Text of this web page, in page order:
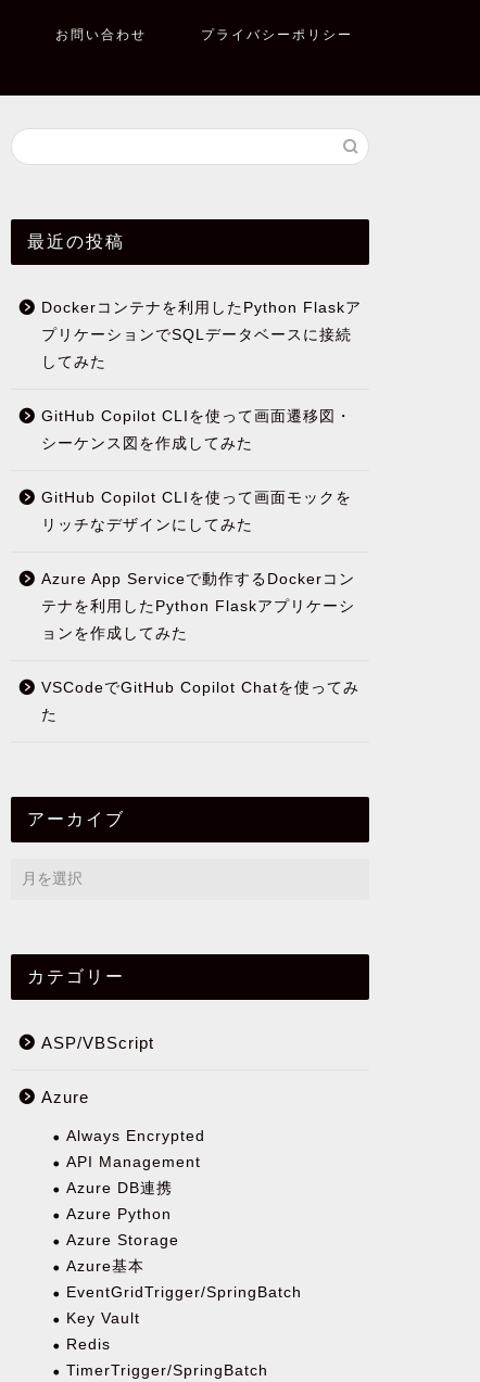
お問い合わせ プライバシーポリシー
最近の投稿
Dockerコンテナを利用したPython Flaskア
プリケーションでSQLデータベースに接続
してみた
GitHub Copilot CLIを使って画面遷移図・
シーケンス図を作成してみた
GitHub Copilot CLIを使って画面モックを
リッチなデザインにしてみた
Azure App Serviceで動作するDockerコン
テナを利用したPython Flaskアプリケーシ
ョンを作成してみた
VSCodeでGitHub Copilot Chatを使ってみ
た
アーカイブ
カテゴリー
ASP/VBScript
Azure
Always Encrypted
API Management
Azure DB連携
Azure Python
Azure Storage
Azure基本
EventGridTrigger/SpringBatch
Key Vault
Redis
TimerTrigger/SpringBatch